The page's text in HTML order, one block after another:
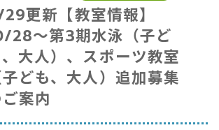
更新【教室情報】
28～第3期水泳（子ど
大人）、スポーツ教室
子ども、大人）追加募集
案内